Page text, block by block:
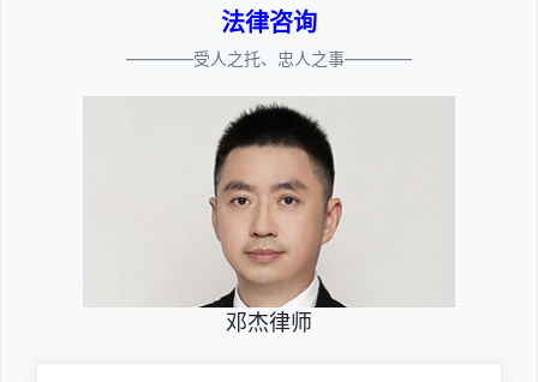
法律咨询
————受人之托、忠人之事————
邓杰律师